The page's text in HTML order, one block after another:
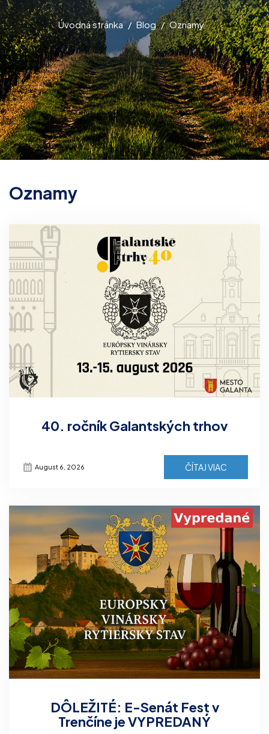
Úvodná stránka Blog Oznamy
Oznamy
40. ročník Galantských trhov
August 6, 2026 ČÍTAJ VIAC
DÔLEŽITÉ: E-Senát Fest v
Trenčíne je VYPREDANÝ